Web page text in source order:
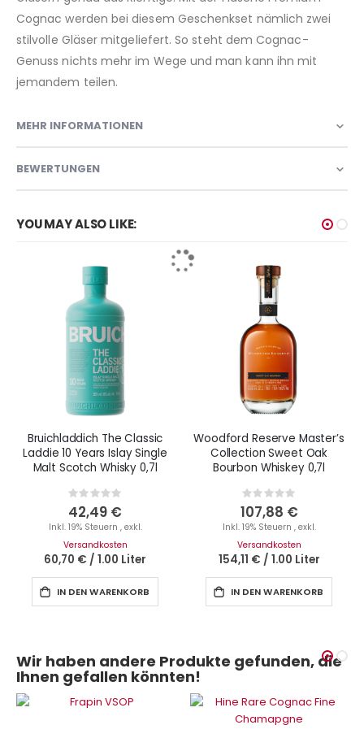
Cognac werden bei diesem Geschenkset nämlich zwei
stilvolle Gläser mitgeliefert. So steht dem Cognac-
Genuss nichts mehr im Wege und man kann ihn mit
jemandem teilen.
MEHR INFORMATIONEN
BEWERTUNGEN
YOU MAY ALSO LIKE:
Bruichladdich The Classic
Laddie 10 Years Islay Single
Malt Scotch Whisky 0,7l
Rating:
0%
42,49 €
Inkl. 19% Steuern , exkl.
Versandkosten
60,70 € / 1.00 Liter
IN DEN WARENKORB
Woodford Reserve Master’s
Collection Sweet Oak
Bourbon Whiskey 0,7l
Rating:
0%
107,88 €
Inkl. 19% Steuern , exkl.
Versandkosten
154,11 € / 1.00 Liter
IN DEN WARENKORB
Wir haben andere Produkte gefunden, die
Ihnen gefallen könnten!